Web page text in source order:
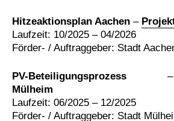
Hitzeaktionsplan Aachen –
Laufzeit: 10/2025 – 04/2026
Förder- / Auftraggeber: Stadt
PV-Beteiligungsprozess
Mülheim
–
Laufzeit: 06/2025 – 12/2025
Förder- / Auftraggeber: Stadt